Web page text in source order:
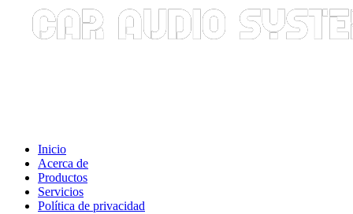
Inicio
Acerca de
Productos
Servicios
Política de privacidad